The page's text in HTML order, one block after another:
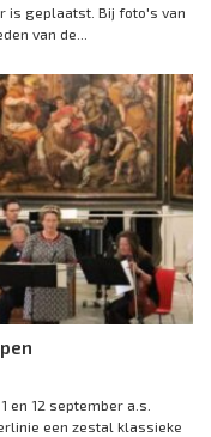
is geplaatst. Bij foto's van
van de...
en 12 september a.s.
een zestal klassieke